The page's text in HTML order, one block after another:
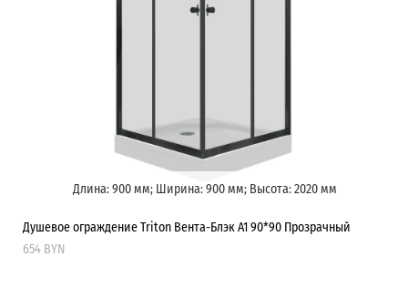
Длина: 900 мм; Ширина: 900 мм; Высота: 2020 мм
Душевое ограждение Triton Вента-Блэк А1 90*90 Прозрачный
654 BYN